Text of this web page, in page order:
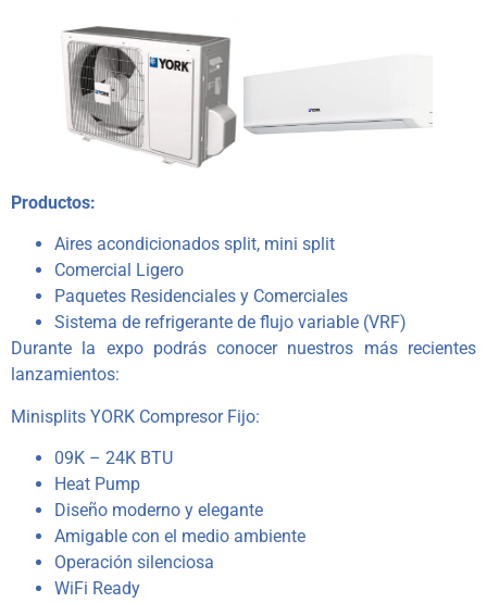
Productos:
Aires acondicionados split, mini split
Comercial Ligero
Paquetes Residenciales y Comerciales
Sistema de refrigerante de flujo variable (VRF)
Durante la expo podrás conocer nuestros más recientes
lanzamientos:
Minisplits YORK Compresor Fijo:
09K – 24K BTU
Heat Pump
Diseño moderno y elegante
Amigable con el medio ambiente
Operación silenciosa
WiFi Ready